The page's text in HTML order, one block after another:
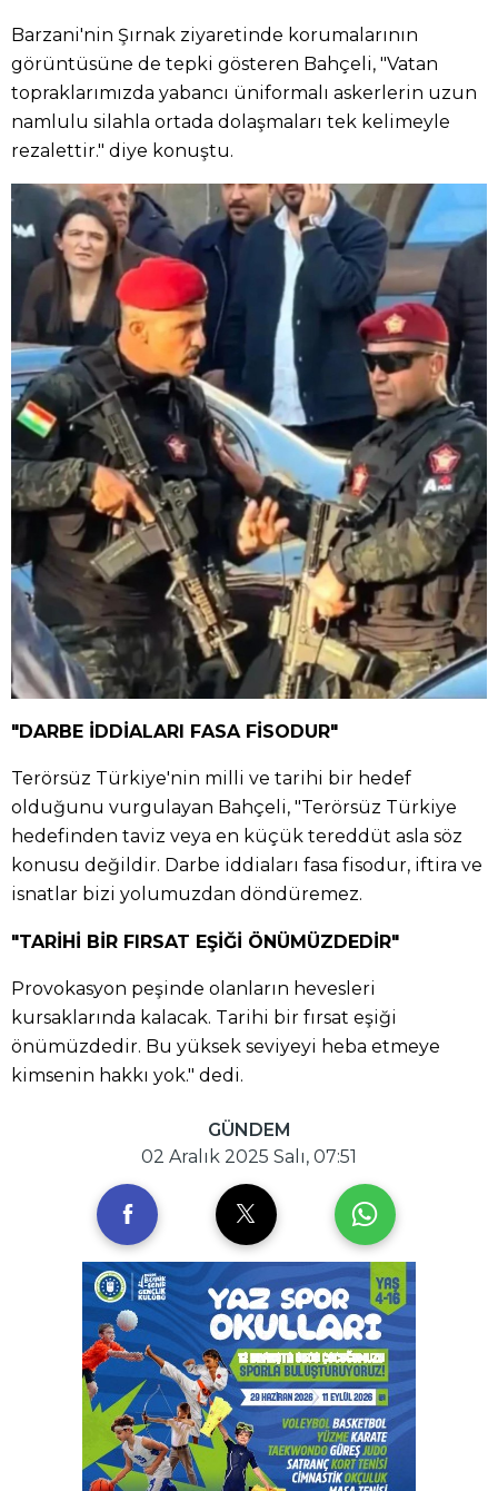
Barzani'nin Şırnak ziyaretinde korumalarının
görüntüsüne de tepki gösteren Bahçeli, "Vatan
topraklarımızda yabancı üniformalı askerlerin uzun
namlulu silahla ortada dolaşmaları tek kelimeyle
rezalettir." diye konuştu.
"DARBE İDDİALARI FASA FİSODUR"
Terörsüz Türkiye'nin milli ve tarihi bir hedef
olduğunu vurgulayan Bahçeli, "Terörsüz Türkiye
hedefinden taviz veya en küçük tereddüt asla söz
konusu değildir. Darbe iddiaları fasa fisodur, iftira ve
isnatlar bizi yolumuzdan döndüremez.
"TARİHİ BİR FIRSAT EŞİĞİ ÖNÜMÜZDEDİR"
Provokasyon peşinde olanların hevesleri
kursaklarında kalacak. Tarihi bir fırsat eşiği
önümüzdedir. Bu yüksek seviyeyi heba etmeye
kimsenin hakkı yok." dedi.
GÜNDEM
02 Aralık 2025 Salı, 07:51